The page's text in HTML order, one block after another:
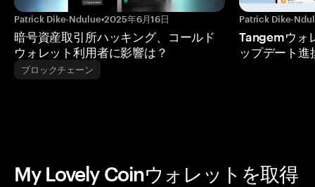
Patrick Dike-Ndulue•2025年6月16日
暗号資産取引所ハッキング、コールド
ウォレット利用者に影響は？
ブロックチェーン
Patrick Dike-
Tangemウォ
ップデート進
My Lovely Coinウォレットを取得